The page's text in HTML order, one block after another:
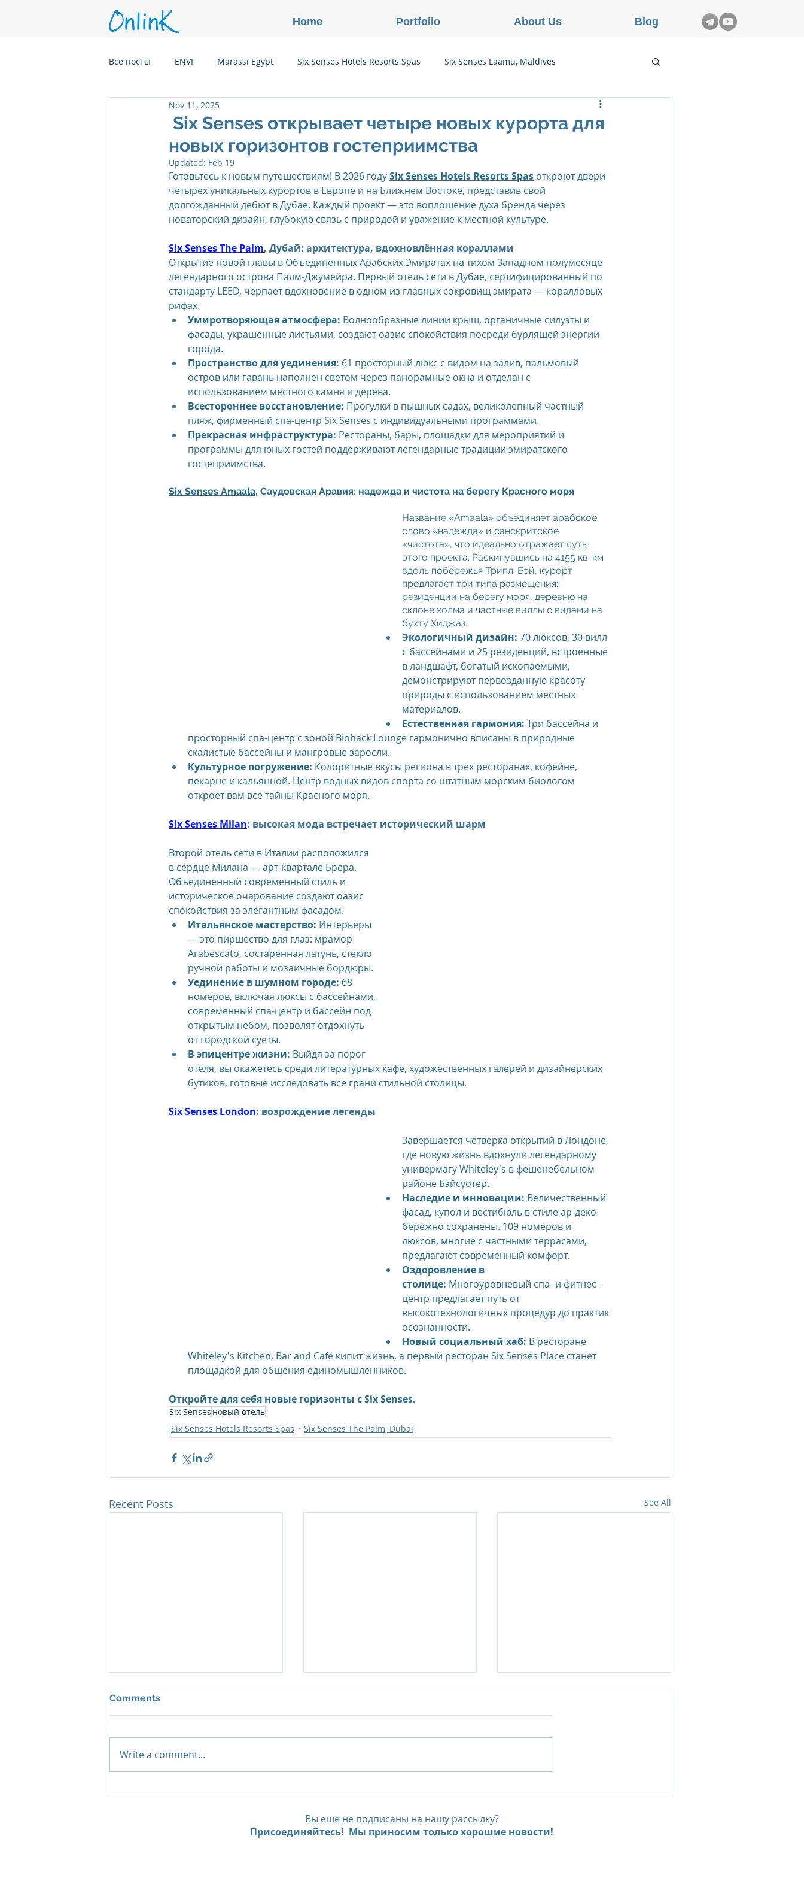
Все посты ENVI Marassi Egypt Six Senses Hotels Resorts Spas Six Senses Laamu, Maldives
Six Senses Kanuhura, Maldives
Six Senses Kaplankaya, Turkey Six Senses Douro Valley, Portugal
Six Senses Rome, Italy Six Senses Zil Pasyon, Seychelles Six Senses Vana, Индия
Six Senses CransMontana Switzerland Onlink Insights Oberoi Hotels & Resorts
The Oberoi Beach Resort Mauritius The Oberoi Lombok, Indonesia
The Oberoi Dubai, UAE
The Oberoi, Marrakech InterContinental Phuket Resort
Al Zorah Beach Resort Sun Resorts
Six Senses открывает четыре новых курорта для
новых горизонтов гостеприимства
Nov 11, 2025
Updated: Feb 19
Готовьтесь к новым путешествиям! В 2026 году Six Senses Hotels Resorts Spas откроют двери
четырех уникальных курортов в Европе и на Ближнем Востоке, представив свой
долгожданный дебют в Дубае. Каждый проект — это воплощение духа бренда через
новаторский дизайн, глубокую связь с природой и уважение к местной культуре.
Six Senses The Palm, Дубай: архитектура, вдохновлённая кораллами
Открытие новой главы в Объединённых Арабских Эмиратах на тихом Западном полумесяце
легендарного острова Палм-Джумейра. Первый отель сети в Дубае, сертифицированный по
стандарту LEED, черпает вдохновение в одном из главных сокровищ эмирата — коралловых
рифах.
Умиротворяющая атмосфера: Волнообразные линии крыш, органичные силуэты и
фасады, украшенные листьями, создают оазис спокойствия посреди бурлящей энергии
города.
Пространство для уединения: 61 просторный люкс с видом на залив, пальмовый
остров или гавань наполнен светом через панорамные окна и отделан с
использованием местного камня и дерева.
Всестороннее восстановление: Прогулки в пышных садах, великолепный частный
пляж, фирменный спа-центр Six Senses с индивидуальными программами.
Прекрасная инфраструктура: Рестораны, бары, площадки для мероприятий и
программы для юных гостей поддерживают легендарные традиции эмиратского
гостеприимства.
Six Senses Amaala, Саудовская Аравия: надежда и чистота на берегу Красного моря
Название «Amaala» объединяет арабское
слово «надежда» и санскритское
«чистота», что идеально отражает суть
этого проекта. Раскинувшись на 4155 кв. км
вдоль побережья Трипл-Бэй, курорт
предлагает три типа размещения:
резиденции на берегу моря, деревню на
склоне холма и частные виллы с видами на
бухту Хиджаз.
Экологичный дизайн: 70 люксов, 30 вилл
с бассейнами и 25 резиденций, встроенные
в ландшафт, богатый ископаемыми,
демонстрируют первозданную красоту
природы с использованием местных
материалов.
Естественная гармония: Три бассейна и
просторный спа-центр с зоной Biohack Lounge гармонично вписаны в природные
скалистые бассейны и мангровые заросли.
Культурное погружение: Колоритные вкусы региона в трех ресторанах, кофейне,
пекарне и кальянной. Центр водных видов спорта со штатным морским биологом
откроет вам все тайны Красного моря.
Six Senses Milan: высокая мода встречает исторический шарм
Второй отель сети в Италии расположился
в сердце Милана — арт-квартале Брера.
Объединенный современный стиль и
историческое очарование создают оазис
спокойствия за элегантным фасадом.
Итальянское мастерство: Интерьеры
— это пиршество для глаз: мрамор
Arabescato, состаренная латунь, стекло
ручной работы и мозаичные бордюры.
Уединение в шумном городе: 68
номеров, включая люксы с бассейнами,
современный спа-центр и бассейн под
открытым небом, позволят отдохнуть
от городской суеты.
В эпицентре жизни: Выйдя за порог
отеля, вы окажетесь среди литературных кафе, художественных галерей и дизайнерских
бутиков, готовые исследовать все грани стильной столицы.
Six Senses London: возрождение легенды
Завершается четверка открытий в Лондоне,
где новую жизнь вдохнули легендарному
универмагу Whiteley's в фешенебельном
районе Бэйсуотер.
Наследие и инновации: Величественный
фасад, купол и вестибюль в стиле ар-деко
бережно сохранены. 109 номеров и
люксов, многие с частными террасами,
предлагают современный комфорт.
Оздоровление в
столице: Многоуровневый спа- и фитнес-
центр предлагает путь от
высокотехнологичных процедур до практик
осознанности.
Новый социальный хаб: В ресторане
Whiteley's Kitchen, Bar and Café кипит жизнь, а первый ресторан Six Senses Place станет
площадкой для общения единомышленников.
Откройте для себя новые горизонты с Six Senses.
Six Senses новый отель
Six Senses Hotels Resorts Spas
Six Senses The Palm, Dubai
Recent Posts See All
Less, Stay More
предложение для
Comments
Write a comment...
Вы еще не подписаны на нашу рассылку?
Присоединяйтесь! Мы приносим только хорошие новости!
Home Portfolio About Us Blog